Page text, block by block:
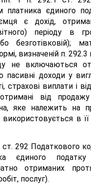
платника єдиного
є дохід,
періоду в
безготівковій);
визначеній п. 292.3
не включаються
доходи у
страхові виплати і
від
яке належить на
використовується в
ст. 292 Податкового
єдиного податку
отриманих
послуг).